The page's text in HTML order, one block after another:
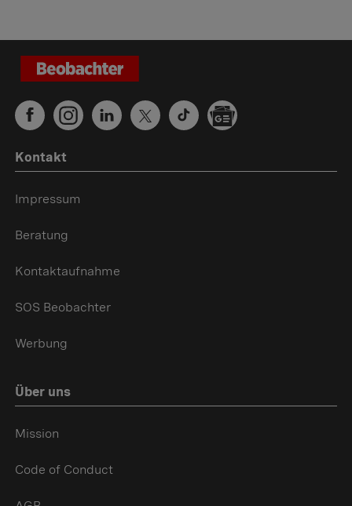
Kontakt
Impressum
Beratung
Kontaktaufnahme
SOS Beobachter
Werbung
Über uns
Mission
Code of Conduct